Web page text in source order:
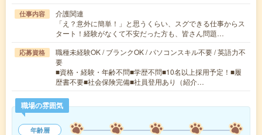
仕事内容
介護関連
「え？意外に簡単！」と思うくらい、スグできる仕事からス
タート！経験がなくて不安だった方も、皆さん問題…
応募資格
職種未経験OK / ブランクOK / パソコンスキル不要 / 英語力不
要
■資格・経験・年齢不問■学歴不問■10名以上採用予定！■履
歴書不要■社会保険完備■社員登用あり（紹介…
職場の雰囲気
年齢層